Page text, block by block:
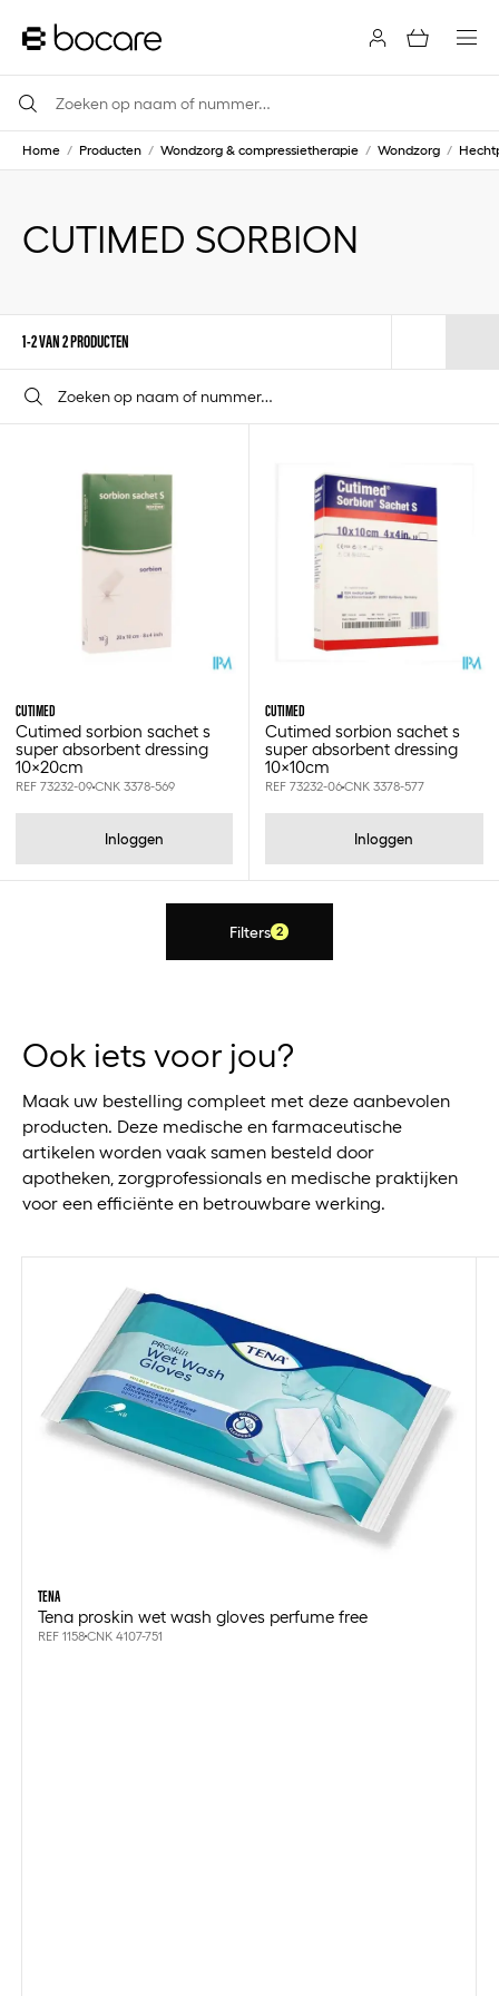
Home / Producten / Wondzorg & compressietherapie / Wondzorg /
CUTIMED SORBION
1-2 VAN 2 PRODUCTEN
Cutimed
10x10cm
CUTIMED
Cutimed sorbion sachet s
super absorbent dressing
10x20cm
REF 73232-09CNK 3378-569
Inloggen
CUTIMED
Cutimed sorbion sachet s
super absorbent dressing
10x10cm
REF 73232-06CNK 3378-577
Inloggen
Filters 2
Ook iets voor jou?
Maak uw bestelling compleet met deze aanbevolen
producten. Deze medische en farmaceutische
artikelen worden vaak samen besteld door
apotheken, zorgprofessionals en medische praktijken
voor een efficiënte en betrouwbare werking.
TENA
Tena proskin wet wash gloves perfume free
REF 1158CNK 4107-751